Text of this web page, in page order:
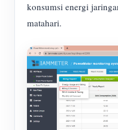
konsumsi energi
matahari.